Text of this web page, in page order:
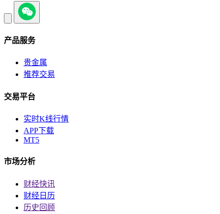
产品服务
贵金属
推荐交易
交易平台
实时K线行情
APP下载
MT5
市场分析
财经快讯
财经日历
历史回顾